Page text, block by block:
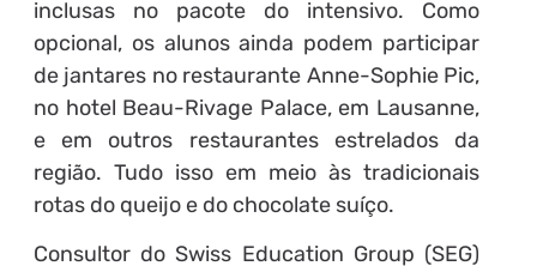
inclusas no pacote do intensivo. Como
opcional, os alunos ainda podem participar
de jantares no restaurante Anne-Sophie Pic,
no hotel Beau-Rivage Palace, em Lausanne,
e em outros restaurantes estrelados da
região. Tudo isso em meio às tradicionais
rotas do queijo e do chocolate suíço.
Consultor do Swiss Education Group (SEG)